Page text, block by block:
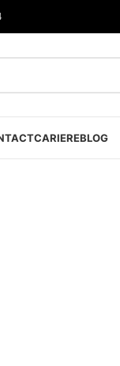
CARIEREBLOG